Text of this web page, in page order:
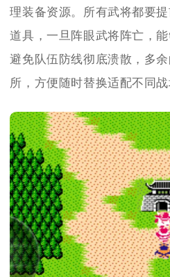
理装备资源。所有武将都要
道具，一旦阵眼武将阵亡，
避免队伍防线彻底溃散，多
所，方便随时替换适配不同战